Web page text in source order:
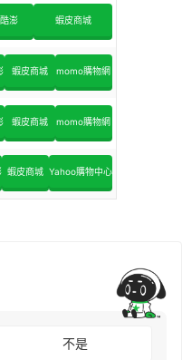
澎 蝦皮商城
蝦皮商城 momo購物網
蝦皮商城 momo購物網
蝦皮商城 Yahoo購物中心
不是